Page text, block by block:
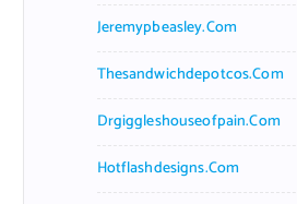
Jeremypbeasley.com
Thesandwichdepotcos.com
Drgiggleshouseofpain.com
Hotflashdesigns.com